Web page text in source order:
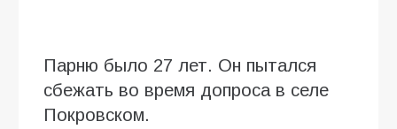
Парню было 27 лет. Он пытался
сбежать во время допроса в селе
Покровском.